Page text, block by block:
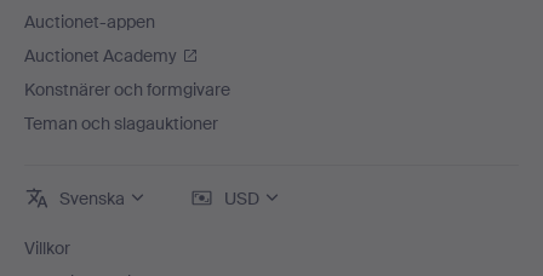
Auctionet-appen
Auctionet Academy
Konstnärer och formgivare
Teman och slagauktioner
Svenska USD
Villkor